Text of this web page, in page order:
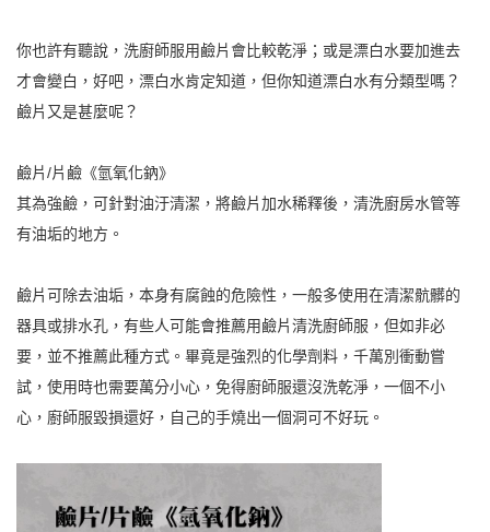
你也許有聽說，洗廚師服用鹼片會比較乾淨；或是漂白水要加進去
才會變白，好吧，漂白水肯定知道，但你知道漂白水有分類型嗎？
鹼片又是甚麼呢？
鹼片/片鹼《氫氧化鈉》
其為強鹼，可針對油汙清潔，將鹼片加水稀釋後，清洗廚房水管等
有油垢的地方。
鹼片可除去油垢，本身有腐蝕的危險性，一般多使用在清潔骯髒的
器具或排水孔，有些人可能會推薦用鹼片清洗廚師服，但如非必
要，並不推薦此種方式。畢竟是強烈的化學劑料，千萬別衝動嘗
試，使用時也需要萬分小心，免得廚師服還沒洗乾淨，一個不小
心，廚師服毀損還好，自己的手燒出一個洞可不好玩。